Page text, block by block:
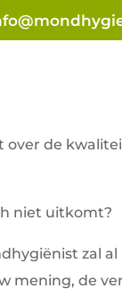
over de
niet uitkomt?
zal
mening, de